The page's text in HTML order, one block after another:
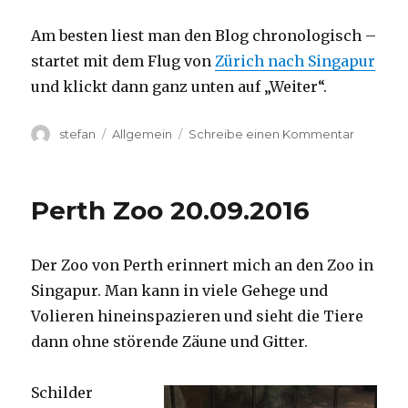
Am besten liest man den Blog chronologisch –
startet mit dem Flug vonZürich nach Singapur
und klickt dann ganz unten auf „Weiter“.
Autor
stefan Kategorien
Allgemein Schreibe einen Kommentarzu
Perth
Perth Zoo 20.09.2016
Der Zoo von Perth erinnert mich an den Zoo in
Singapur. Man kann in viele Gehege und
Volieren hineinspazieren und sieht die Tiere
dann ohne störende Zäune und Gitter.
Schilder